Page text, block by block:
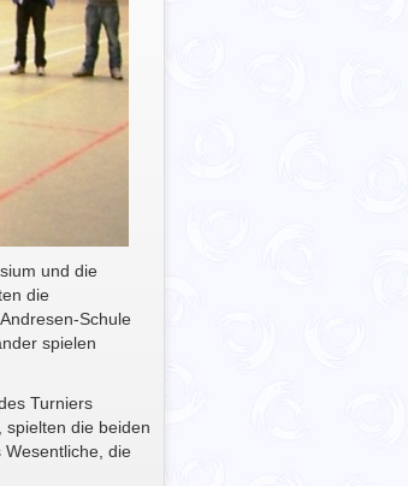
und die
die
Schule
spielen
Turniers
spielten die beiden
Wesentliche, die